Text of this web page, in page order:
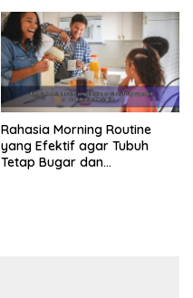
Rahasia Morning Routine
yang Efektif agar Tubuh
Tetap Bugar dan